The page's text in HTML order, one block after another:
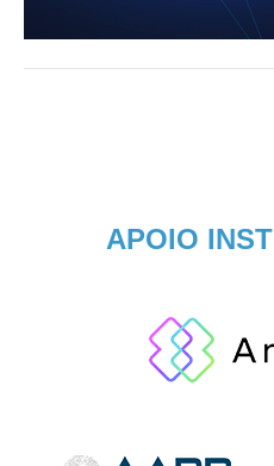
APOIO